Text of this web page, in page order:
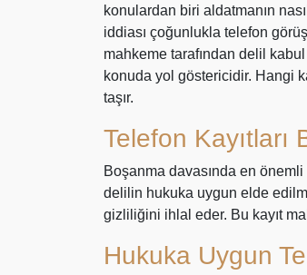
konulardan biri aldatmanın
iddiası çoğunlukla telefon
mahkeme tarafından delil
konuda yol göstericidir. Hangi
taşır.
Telefon Kayıtları
Boşanma davasında en
delilin hukuka uygun elde
gizliliğini ihlal eder. Bu kayıt
Hukuka Uygun